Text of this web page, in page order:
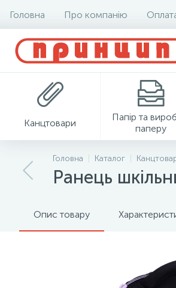
Головна Про компанію
Канцтовари
Папір та
паперу
Головна Каталог
Ранець
Опис товару